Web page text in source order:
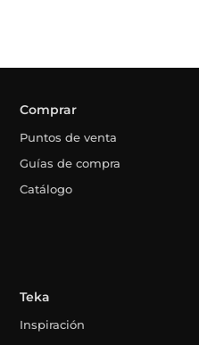
Comprar
Puntos de venta
Guías de compra
Catálogo
Teka
Inspiración